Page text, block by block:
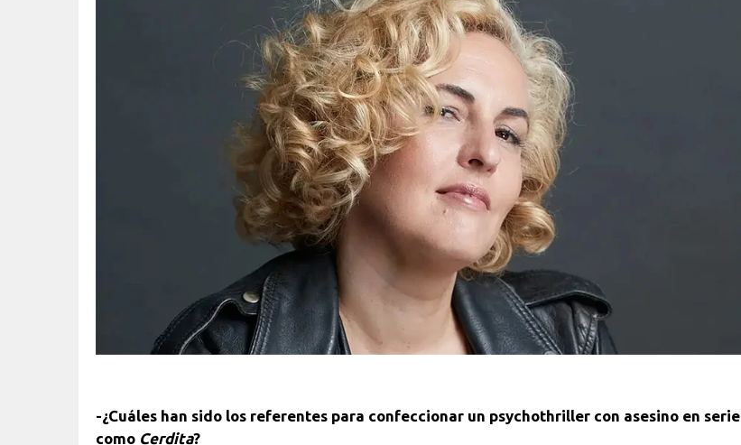
-¿Cuáles han sido los referentes para confeccionar un psychothriller con asesino en serie
como Cerdita?